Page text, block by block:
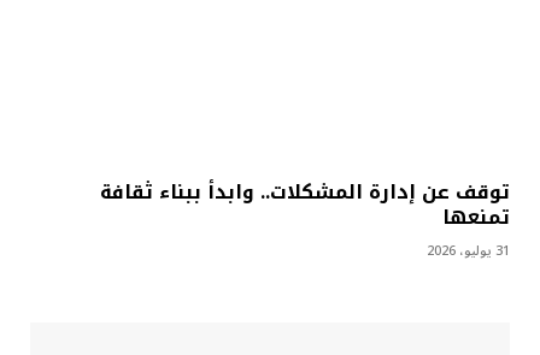
توقف عن إدارة المشكلات.. وابدأ ببناء ثقافة
تمنعها
31 يوليو، 2026